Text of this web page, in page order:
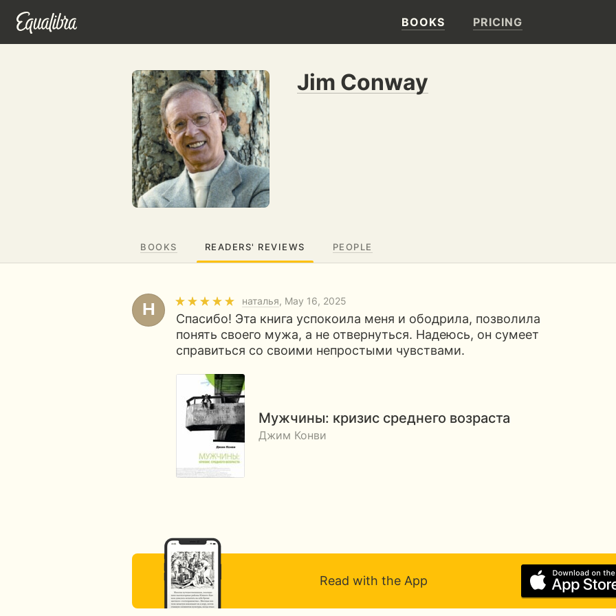
BOOKS PRICING
Jim Conway
BOOKS READERS' REVIEWS PEOPLE
наталья, May 16, 2025
Спасибо! Эта книга успокоила меня и ободрила, позволила
понять своего мужа, а не отвернуться. Надеюсь, он сумеет
справиться со своими непростыми чувствами.
Мужчины: кризис среднего возраста
Джим Конви
Read with the App